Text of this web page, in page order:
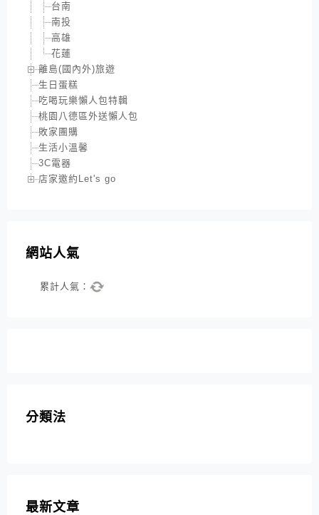
台南
南投
高雄
花蓮
離島(國內外)旅遊
生日蛋糕
吃喝玩樂懶人包特輯
桃園八德區外送懶人包
敗家團購
生活小溫馨
3C電器
店家邀約Let's go
網站人氣
累計人氣：
分類法
最新文章